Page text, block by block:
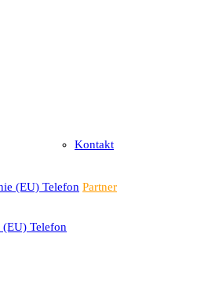
Kontakt
(EU) Telefon Partner
Telefon